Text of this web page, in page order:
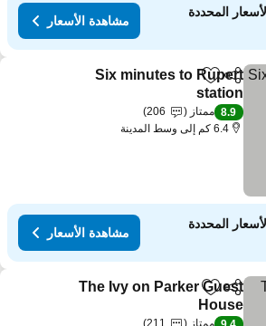
المحددة
مشاهدة الأسعار
مشاركةAdd to favorites
Six minutes to Rupert
station
مشاهدة الأسعار
8.9 ممتاز
206
6.4 كم إلى وسط المدينة
المحددة
مشاهدة الأسعار
مشاركةAdd to favorites
The Ivy on Parker Guest
House
ممتاز
211